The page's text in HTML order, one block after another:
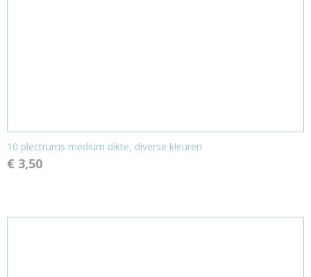
10 plectrums medium dikte, diverse kleuren
€ 3,50